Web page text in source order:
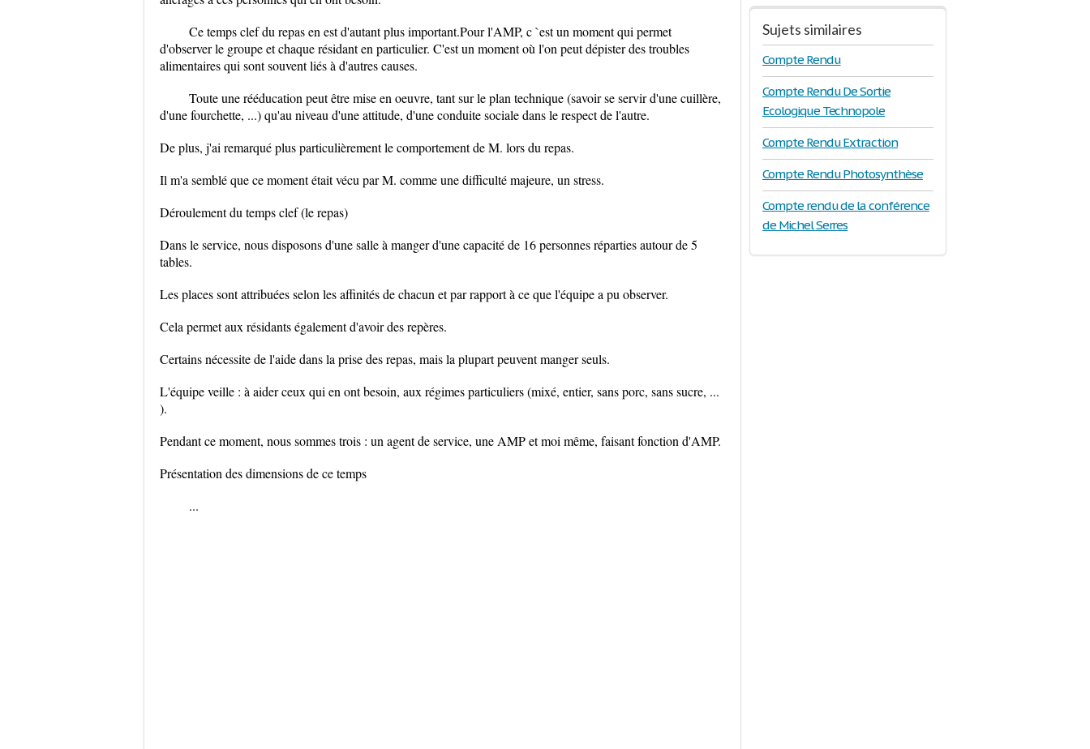
Ce temps clef du repas en est d'autant plus important.Pour l'AMP, c `est un moment qui permet
d'observer le groupe et chaque résidant en particulier. C'est un moment où l'on peut dépister des troubles
alimentaires qui sont souvent liés à d'autres causes.
Toute une rééducation peut être mise en oeuvre, tant sur le plan technique (savoir se servir d'une cuillère,
d'une fourchette, ...) qu'au niveau d'une attitude, d'une conduite sociale dans le respect de l'autre.
De plus, j'ai remarqué plus particulièrement le comportement de M. lors du repas.
Il m'a semblé que ce moment était vécu par M. comme une difficulté majeure, un stress.
Déroulement du temps clef (le repas)
Dans le service, nous disposons d'une salle à manger d'une capacité de 16 personnes réparties autour de 5
tables.
Les places sont attribuées selon les affinités de chacun et par rapport à ce que l'équipe a pu observer.
Cela permet aux résidants également d'avoir des repères.
Certains nécessite de l'aide dans la prise des repas, mais la plupart peuvent manger seuls.
L'équipe veille : à aider ceux qui en ont besoin, aux régimes particuliers (mixé, entier, sans porc, sans sucre, ...
).
Pendant ce moment, nous sommes trois : un agent de service, une AMP et moi même, faisant fonction d'AMP.
Présentation des dimensions de ce temps
...
Sujets similaires
Compte Rendu
Compte Rendu De Sortie
Ecologique Technopole
Compte Rendu Extraction
Compte Rendu Photosynthèse
Compte rendu de la conférence
de Michel Serres